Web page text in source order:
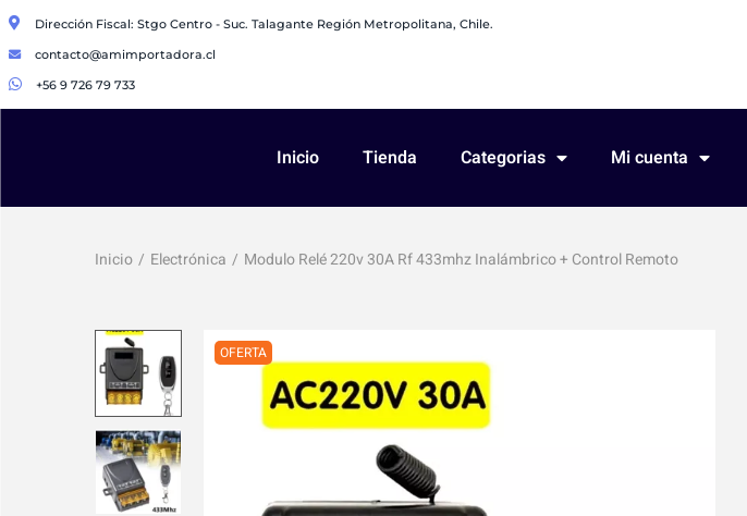
Dirección Fiscal: Stgo Centro - Suc. Talagante Región Metropolitana, Chile.
contacto@amimportadora.cl
+56 9 726 79 733
Inicio Tienda Categorias Mi cuenta
Inicio / Electrónica / Modulo Relé 220v 30A Rf 433mhz Inalámbrico + Control Remoto
OFERTA